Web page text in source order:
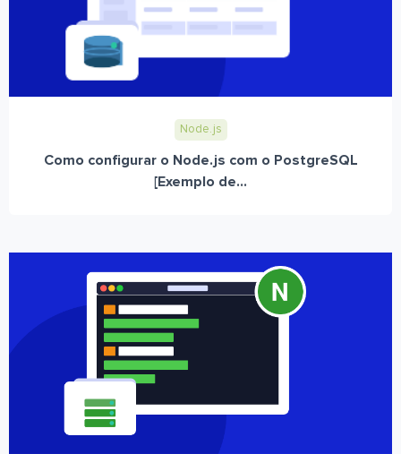
Node.js
Como configurar o Node.js com o PostgreSQL
[Exemplo de...